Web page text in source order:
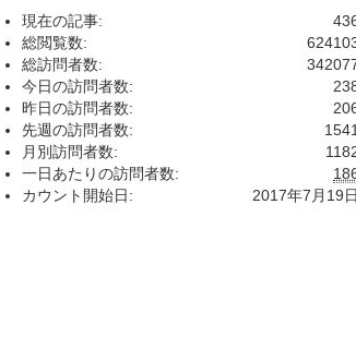
現在の記事:
総閲覧数:
総訪問者数:
今日の訪問者数:
昨日の訪問者数:
先週の訪問者数:
月別訪問者数:
一日あたりの訪問者数:
2017年7月19日
カウント開始日: